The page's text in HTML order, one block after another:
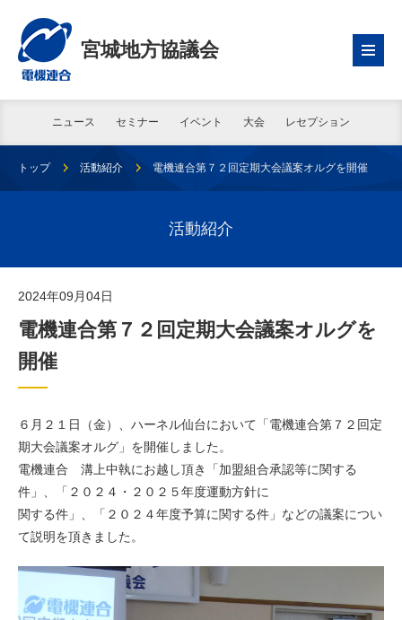
宮城地方協議会
ニュース セミナー イベント 大会 レセプション
トップ 活動紹介 電機連合第７２回定期大会議案オルグを開催
活動紹介
2024年09月04日
電機連合第７２回定期大会議案オルグを
開催
６月２１日（金）、ハーネル仙台において「電機連合第７２回定
期大会議案オルグ」を開催しました。
電機連合 溝上中執にお越し頂き「加盟組合承認等に関する
件」、「２０２４・２０２５年度運動方針に
関する件」、「２０２４年度予算に関する件」などの議案につい
て説明を頂きました。